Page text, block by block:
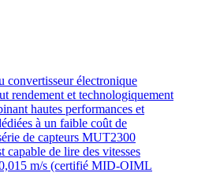
convertisseur électronique
rendement et technologiquement
hautes performances et
à un faible coût de
de capteurs MUT2300
capable de lire des vitesses
m/s (certifié MID-OIML